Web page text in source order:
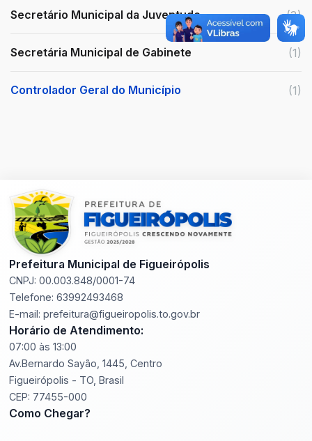
Secretário Municipal da Juventude. (3)
Secretária Municipal de Gabinete (1)
Controlador Geral do Município (1)
Prefeitura Municipal de Figueirópolis
CNPJ: 00.003.848/0001-74
Telefone: 63992493468
E-mail: prefeitura@figueiropolis.to.gov.br
Horário de Atendimento:
07:00 às 13:00
Av.Bernardo Sayão, 1445, Centro
Figueirópolis - TO, Brasil
CEP: 77455-000
Como Chegar?